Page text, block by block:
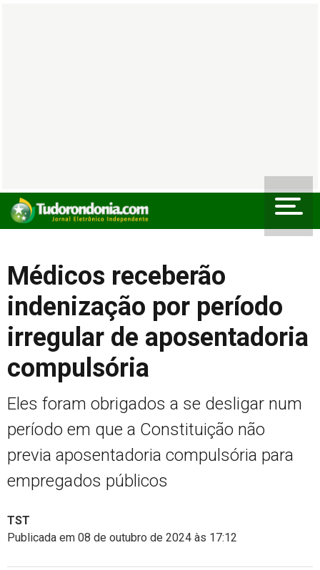
Médicos receberão
indenização por período
irregular de aposentadoria
compulsória
Eles foram obrigados a se desligar num
período em que a Constituição não
previa aposentadoria compulsória para
empregados públicos
TST
Publicada em 08 de outubro de 2024 às 17:12